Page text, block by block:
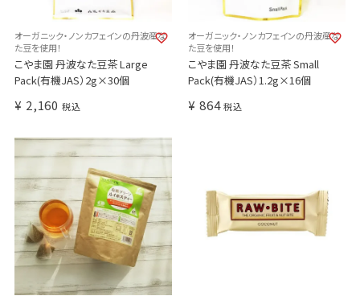
オーガニック・ノンカフェインの丹波産な
た豆を使用！
こやま園 丹波なた豆茶 Large
Pack(有機JAS）2g×30個
¥ 2,160 税込
オーガニック・ノンカフェインの丹波産な
た豆を使用！
こやま園 丹波なた豆茶 Small
Pack(有機JAS）1.2g×16個
¥ 864 税込